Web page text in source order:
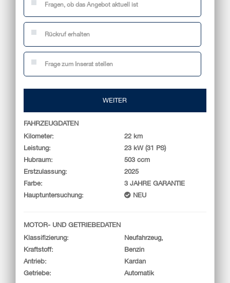
Fragen, ob das Angebot aktuell ist
Rückruf erhalten
Frage zum Inserat stellen
WEITER
FAHRZEUGDATEN
Kilometer:
22 km
Leistung:
23 kW (31 PS)
Hubraum:
503 ccm
Erstzulassung:
2025
Farbe:
3 JAHRE GARANTIE
Hauptuntersuchung:
NEU
MOTOR- UND GETRIEBEDATEN
Klassifizierung:
Neufahrzeug,
Kraftstoff:
Benzin
Antrieb:
Kardan
Getriebe:
Automatik